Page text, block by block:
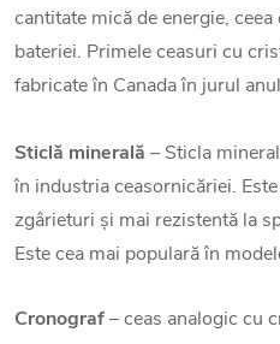
cantitate mică de energie,
bateriei. Primele ceasuri cu
fabricate în Canada în jurul
Sticlă minerală – Sticla
în industria ceasornicăriei.
zgârieturi și mai rezistentă la
Este cea mai populară în
Cronograf– ceas analogic cu